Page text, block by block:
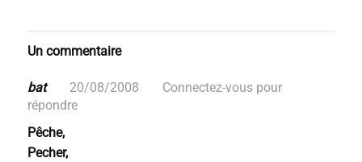
Un commentaire
bat 20/08/2008
Connectez-vous pour
répondre
Pêche,
Pecher,